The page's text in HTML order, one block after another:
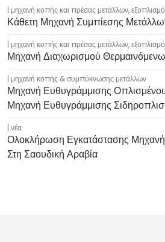
μηχανή κοπής και πρέσας μετάλλων,
Κάθετη Μηχανή Συμπίεσης
μηχανή κοπής και πρέσας μετάλλων,
Μηχανή Διαχωρισμού
μηχανή κοπής & συμπύκνωσης μετάλλων
Μηχανή Ευθυγράμμισης
Μηχανή Ευθυγράμμισης
νέα
Ολοκλήρωση Εγκατάστασης
Στη Σαουδική Αραβία